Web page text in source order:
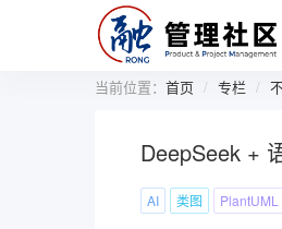
当前位置： 首页 专栏
DeepSeek +
AI 类图 PlantUML